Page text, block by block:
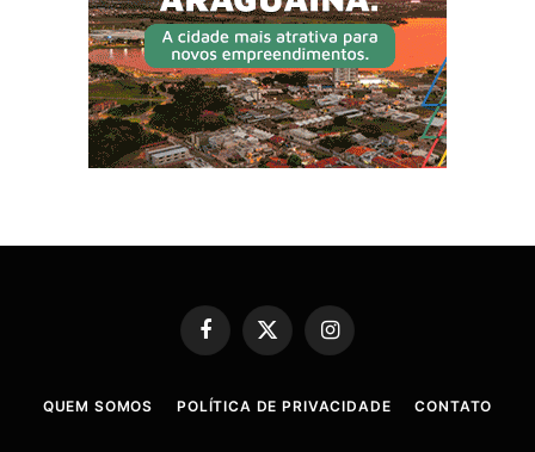
Facebook
X
(Twitter)
Instagram
QUEM SOMOS POLÍTICA DE PRIVACIDADE CONTATO